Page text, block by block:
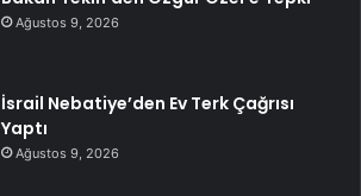
Ağustos 9, 2026
İsrail Nebatiye’den Ev Terk Çağrısı
Yaptı
Ağustos 9, 2026